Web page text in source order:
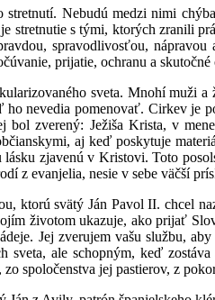
stretnutí. Nebudú medzi nimi
stretnutie s tými, ktorých zranili
spravodlivosťou,
prijatie, ochranu a skutočné
sveta. Mnohí muži
ho nevedia pomenovať. Cirkev je
bol zverený: Ježiša Krista, v
aj keď poskytuje
zjavenú v Kristovi. Toto
z evanjelia, nesie v sebe väčší
ktorú svätý Ján Pavol II. chcel
životom ukazuje, ako prijať
Jej zverujem vašu službu,
sveta, ale schopným, keď
spoločenstva jej pastierov, z